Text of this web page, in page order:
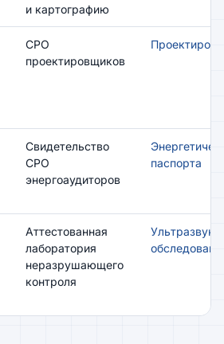
и картографию
СРО
проектировщиков
Свидетельство
СРО
энергоаудиторов
паспорта
Аттестованная
лаборатория
неразрушающего
контроля